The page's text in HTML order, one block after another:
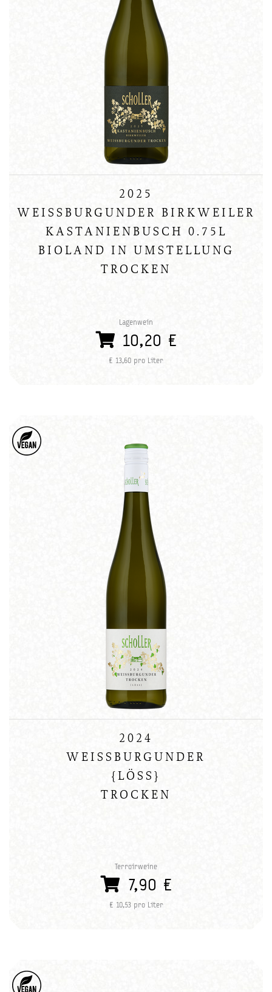
2025
WEISSBURGUNDER BIRKWEILER
KASTANIENBUSCH 0.75L
BIOLAND IN UMSTELLUNG
TROCKEN
Lagenwein
10,20 €
€ 13,60 pro Liter
2024
WEISSBURGUNDER
{LÖSS}
TROCKEN
Terroirweine
7,90 €
€ 10,53 pro Liter